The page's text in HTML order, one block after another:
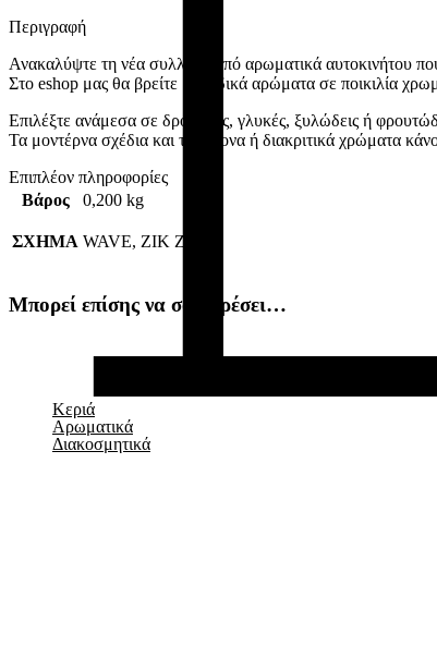
Κεριά
Αρωματικά
Διακοσμητικά
Περιγραφή
Ανακαλύψτε τη νέα συλλογή από αρωματικά αυτοκινήτου
Στο eshop μας θα βρείτε μοναδικά αρώματα σε ποικιλία
Επιλέξτε ανάμεσα σε δροσερές, γλυκές, ξυλώδεις ή
Τα μοντέρνα σχέδια και τα έντονα ή διακριτικά χρώματα
Επιπλέον πληροφορίες
Βάρος
0,200 kg
ΣΧΗΜΑ WAVE, ZIK ZAK
Μπορεί επίσης να σας αρέσει…